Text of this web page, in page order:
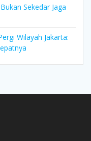
Sekedar Jaga
Wilayah Jakarta: